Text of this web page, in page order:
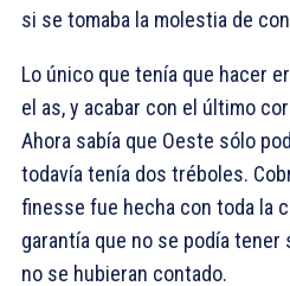
si se tomaba la molestia de
Lo único que tenía que hacer
el as, y acabar con el último
Ahora sabía que Oeste sólo
todavía tenía dos tréboles.
finesse fue hecha con toda la
garantía que no se podía
no se hubieran contado.